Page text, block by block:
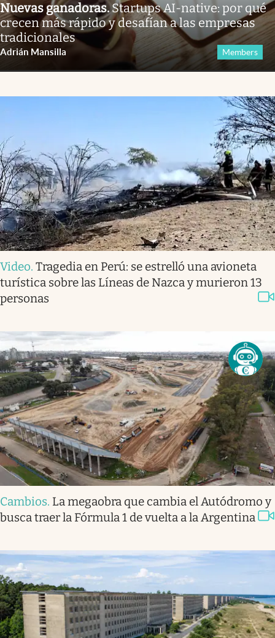
Nuevas ganadoras.Startups AI-native: por qué
crecen más rápido y desafían a las empresas
tradicionales
Adrián Mansilla Members
Video. Tragedia en Perú: se estrelló una avioneta
turística sobre las Líneas de Nazca y murieron 13
personas
Cambios. La megaobra que cambia el Autódromo y
busca traer la Fórmula 1 de vuelta a la Argentina